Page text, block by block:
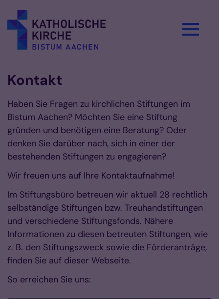
Kontakt
Haben Sie Fragen zu kirchlichen Stiftungen im
Bistum Aachen? Möchten Sie eine Stiftung
gründen und benötigen eine Beratung? Oder
denken Sie darüber nach, sich in einer der
bestehenden Stiftungen zu engagieren?
Wir freuen uns auf Ihre Kontaktaufnahme!
Im Stiftungsbüro betreuen wir aktuell 28 rechtlich
selbständige Stiftungen bzw. Treuhandstiftungen
und verschiedene Stiftungsfonds. Nähere
Informationen zu diesen betreuten Stiftungen, wie
z. B. den Stiftungszweck sowie die Förderanträge,
finden Sie auf dieser Webseite.
So erreichen Sie uns: